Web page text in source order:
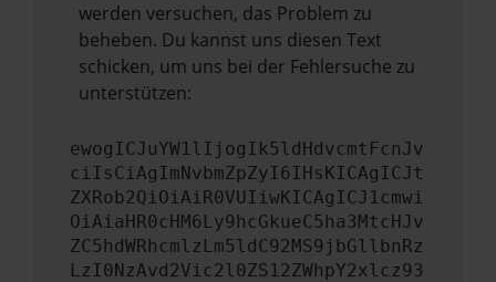
werden versuchen, das Problem zu
beheben. Du kannst uns diesen Text
schicken, um uns bei der Fehlersuche zu
unterstützen:
ewogICJuYW1lIjogIk5ldHdvcmtFcnJv
ciIsCiAgImNvbmZpZyI6IHsKICAgICJt
ZXRob2QiOiAiR0VUIiwKICAgICJ1cmwi
OiAiaHR0cHM6Ly9hcGkueC5ha3MtcHJv
ZC5hdWRhcmlzLm5ldC92MS9jbGllbnRz
LzI0NzAvd2Vic2l0ZS12ZWhpY2xlcz93